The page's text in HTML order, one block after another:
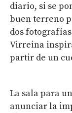
diario, si se
buen terreno
dos
Virreina
partir de un
La sala para
anunciar la